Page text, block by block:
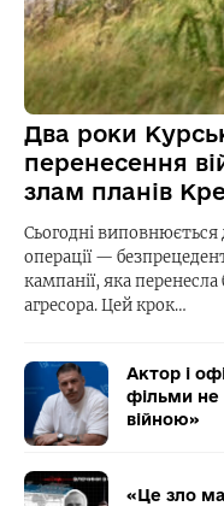
Два роки
перенесення
злам планів
Сьогодні виповнюється
операції —
кампанії, яка
агресора. Цей крок…
Актор і
фільми не
війною»
«Це зло